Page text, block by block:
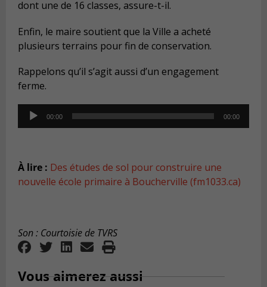
dont une de 16 classes, assure-t-il.
Enfin, le maire soutient que la Ville a acheté
plusieurs terrains pour fin de conservation.
Rappelons qu’il s’agit aussi d’un engagement
ferme.
Audio
Player
00:00 00:00
À lire : Des études de sol pour construire une
nouvelle école primaire à Boucherville (fm1033.ca)
Son : Courtoisie de TVRS
Vous aimerez aussi